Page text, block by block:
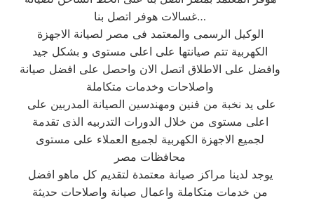
غسالات هوفر اتصل بنا…
الوكيل الرسمى والمعتمد فى مصر لصيانة الاجهزة
الكهربية تتم صيانتها على اعلى مستوى و بشكل جيد
وافضل على الاطلاق اتصل الان واحصل على افضل صيانة
واصلاحات وخدمات متكاملة
اعلى مستوى من خلال الدورات التدربيه الذى تقدمة
لجميع الاجهزة الكهربية لجميع العملاء على مستوى
محافظات مصر
يوجد لدينا مراكز صيانة معتمدة لتقديم كل ماهو افضل
من خدمات متكاملة واعمال صيانة واصلاحات حديثة